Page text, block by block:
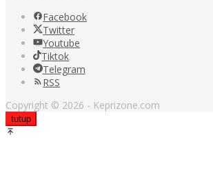
Facebook
Twitter
Youtube
Tiktok
Telegram
RSS
Copyright © 2026 - Keprizone.com
tutup